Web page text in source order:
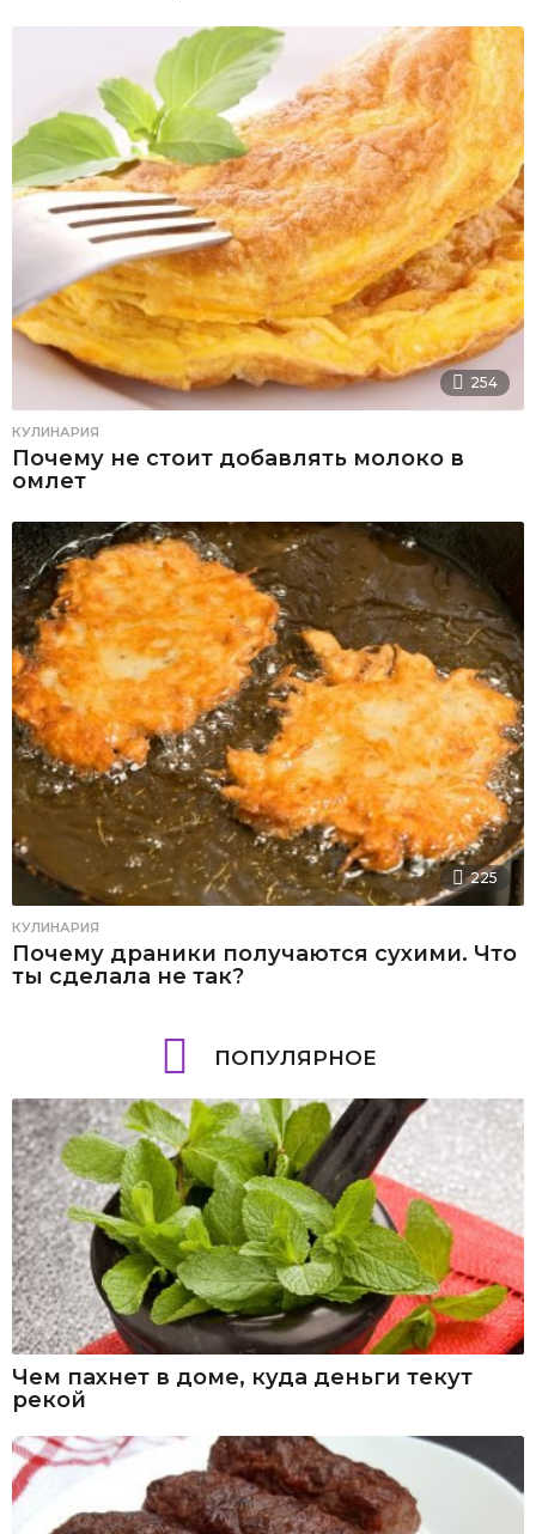
254
КУЛИНАРИЯ
Почему не стоит добавлять молоко в
омлет
225
КУЛИНАРИЯ
Почему драники получаются сухими. Что
ты сделала не так?
ПОПУЛЯРНОЕ
Чем пахнет в доме, куда деньги текут
рекой